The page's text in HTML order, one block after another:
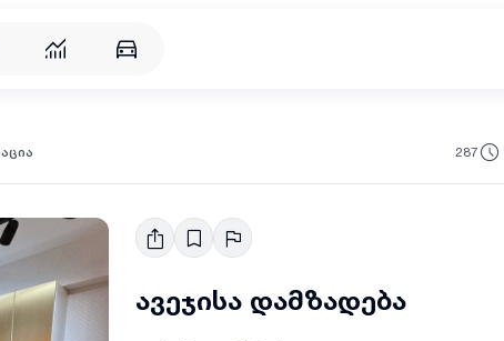
287
ავეჯისა დამზადება